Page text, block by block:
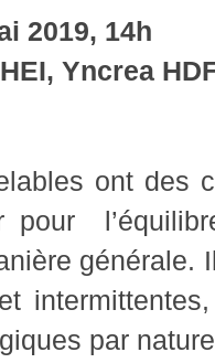
2019, 14h
Yncrea
ont des
pour
générale.
par